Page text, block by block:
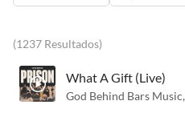
(1237 Resultados)
What A Gift (Live)
God Behind Bars Music,